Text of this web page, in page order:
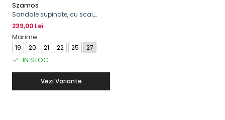
Szamos
Sandale supinate, cu scai,
pentru fete, model cu floare
239,00 Lei
Marime:
19 20 21 22 25 27
IN STOC
Vezi Variante